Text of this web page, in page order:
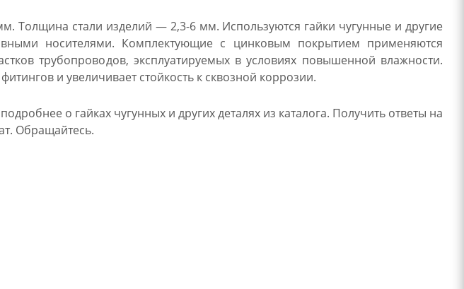
Толщина стали изделий — 2,3-6 мм. Используются гайки чугунные и другие
носителями. Комплектующие с цинковым покрытием применяются
трубопроводов, эксплуатируемых в условиях повышенной влажности.
и увеличивает стойкость к сквозной коррозии.
о гайках чугунных и других деталях из каталога. Получить ответы на
Обращайтесь.